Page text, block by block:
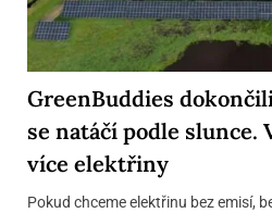
GreenBuddies
se natáčí podle
více elektřiny
Pokud chceme elektřinu bez emisí,